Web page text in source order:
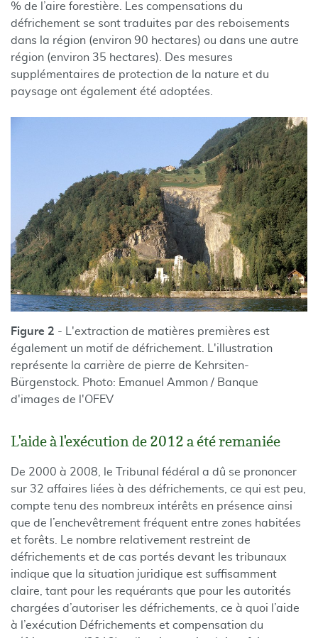
% de l’aire forestière. Les compensations du
défrichement se sont traduites par des reboisements
dans la région (environ 90 hectares) ou dans une autre
région (environ 35 hectares). Des mesures
supplémentaires de protection de la nature et du
paysage ont également été adoptées.
Figure 2 - L'extraction de matières premières est
également un motif de défrichement. L'illustration
représente la carrière de pierre de Kehrsiten-
Bürgenstock. Photo: Emanuel Ammon / Banque
d'images de l'OFEV
L'aide à l'exécution de 2012 a été remaniée
De 2000 à 2008, le Tribunal fédéral a dû se prononcer
sur 32 affaires liées à des défrichements, ce qui est peu,
compte tenu des nombreux intérêts en présence ainsi
que de l’enchevêtrement fréquent entre zones habitées
et forêts. Le nombre relativement restreint de
défrichements et de cas portés devant les tribunaux
indique que la situation juridique est suffisamment
claire, tant pour les requérants que pour les autorités
chargées d’autoriser les défrichements, ce à quoi l’aide
à l’exécution Défrichements et compensation du